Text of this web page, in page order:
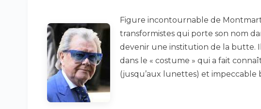
Figure incontournable de
transformistes qui porte son nom
devenir une institution de la butte. Il
dans le « costume » qui a fait
(jusqu’aux lunettes) et impeccable